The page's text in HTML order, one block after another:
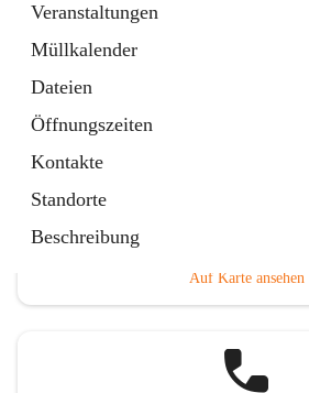
Veranstaltungen
Müllkalender
Dateien
Öffnungszeiten
Kontakte
Standorte
Beschreibung
Auf Karte ansehen